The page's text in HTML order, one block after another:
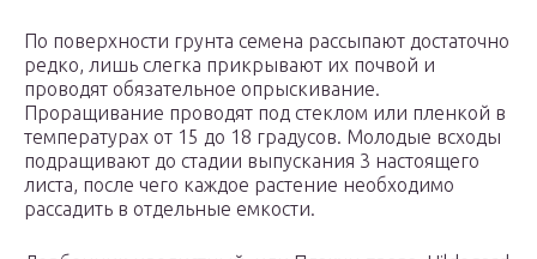
По поверхности грунта семена рассыпают достаточно
редко, лишь слегка прикрывают их почвой и
проводят обязательное опрыскивание.
Проращивание проводят под стеклом или пленкой в
температурах от 15 до 18 градусов. Молодые всходы
подращивают до стадии выпускания 3 настоящего
листа, после чего каждое растение необходимо
рассадить в отдельные емкости.